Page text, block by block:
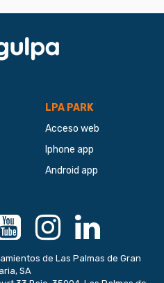
Sagulpa
LPA PARK
Acceso web
Iphone app
Android app
Instagram Linkedin
de Las Palmas de Gran
SA